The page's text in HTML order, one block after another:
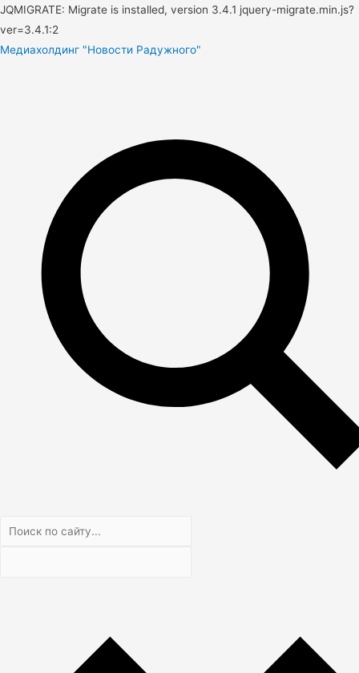
JQMIGRATE: Migrate is installed, version 3.4.1 jquery-migrate.min.js?
ver=3.4.1:2
Медиахолдинг "Новости Радужного"